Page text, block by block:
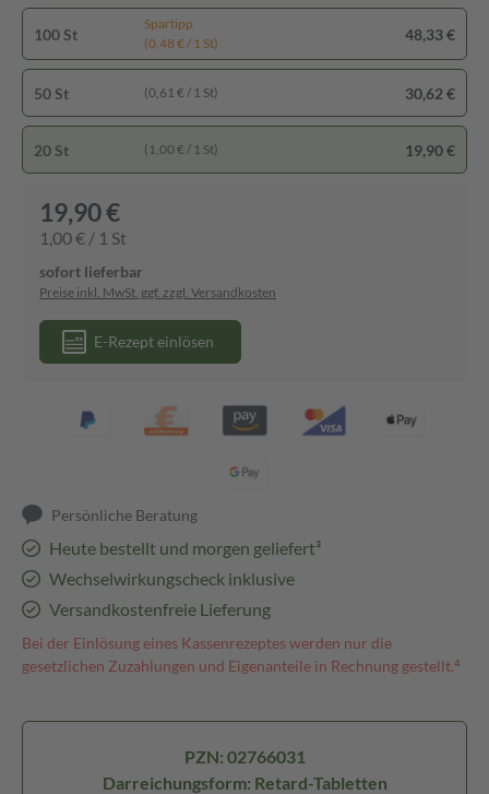
100 St
Spartipp
(0,48 € / 1 St)
48,33 €
50 St (0,61 € / 1 St) 30,62 €
20 St (1,00 € / 1 St) 19,90 €
19,90 €
1,00 € / 1 St
sofort lieferbar
Preise inkl. MwSt. ggf. zzgl. Versandkosten
E-Rezept einlösen
Persönliche Beratung
Heute bestellt und morgen geliefert³
Wechselwirkungscheck inklusive
Versandkostenfreie Lieferung
Bei der Einlösung eines Kassenrezeptes werden nur die
gesetzlichen Zuzahlungen und Eigenanteile in Rechnung gestellt.⁴
PZN: 02766031
Darreichungsform: Retard-Tabletten